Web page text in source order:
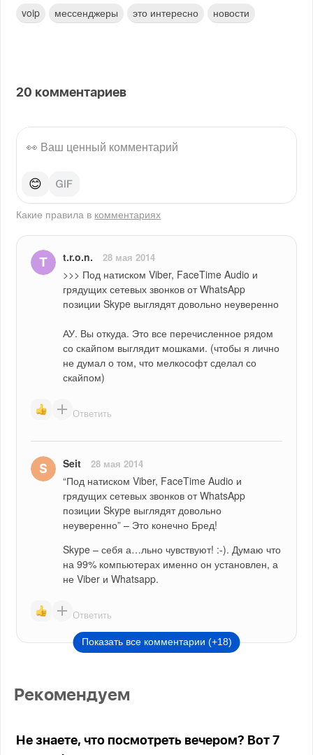
voip мессенджеры это интересно новости
20 комментариев
😊
Какие правила в комментариях
t.r.o.n. 28 мая 2014
>>> Под натиском Viber, FaceTime Audio и
грядущих сетевых звонков от WhatsApp
позиции Skype выглядят довольно неуверенно
АУ. Вы откуда. Это все перечисленное рядом
со скайпом выглядит мошками. (чтобы я лично
не думал о том, что мелкософт сделал со
скайпом)
Ответить
Seit 28 мая 2014
“Под натиском Viber, FaceTime Audio и
грядущих сетевых звонков от WhatsApp
позиции Skype выглядят довольно
неуверенно” – Это конечно Бред!
Skype – себя а…льно чувствуют! :-). Думаю что
на 99% компьютерах именно он установлен, а
не Viber и Whatsapp.
Ответить
Показать все комментарии (+18)
Рекомендуем
Не знаете, что посмотреть вечером? Вот 7